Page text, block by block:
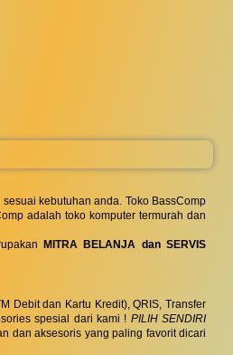
sesuai kebutuhan anda. Toko BassComp
adalah toko komputer termurah dan
MITRA BELANJA dan SERVIS
Debit dan Kartu Kredit), QRIS, Transfer
spesial dari kami ! PILIH SENDIRI
dan aksesoris yang paling favorit dicari